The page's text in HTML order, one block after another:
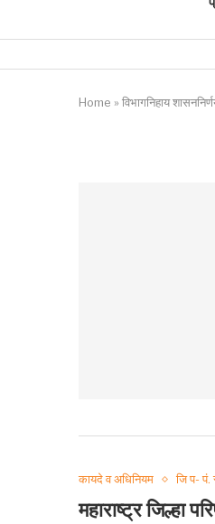
Home » विभागनिहाय
कायदे व अधिनियम जि प- पं.
महाराष्ट्र जिल्हा